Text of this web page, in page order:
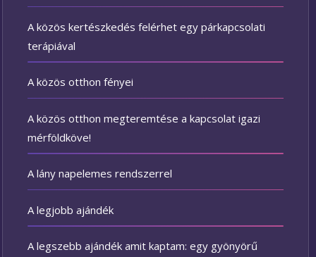
A közös kertészkedés felérhet egy párkapcsolati
terápiával
A közös otthon fényei
A közös otthon megteremtése a kapcsolat igazi
mérföldköve!
A lány napelemes rendszerrel
A legjobb ajándék
A legszebb ajándék amit kaptam: egy gyönyörű